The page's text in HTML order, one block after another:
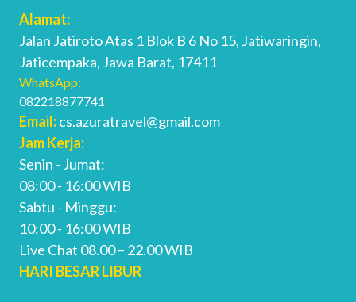
Alamat:
Jalan Jatiroto Atas 1 Blok B 6 No 15, Jatiwaringin,
Jaticempaka, Jawa Barat, 17411
WhatsApp:
082218877741
Email:cs.azuratravel@gmail.com
Jam Kerja:
Senin - Jumat:
08:00 - 16:00 WIB
Sabtu - Minggu:
10:00 - 16:00 WIB
Live Chat 08.00 – 22.00 WIB
HARI BESAR LIBUR